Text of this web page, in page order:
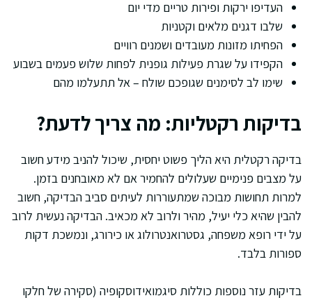
העדיפו ירקות ופירות טריים מדי יום
שלבו דגנים מלאים וקטניות
הפחיתו מזונות מעובדים ושמנים רוויים
הקפידו על שגרת פעילות גופנית לפחות שלוש פעמים בשבוע
שימו לב לסימנים שגופכם שולח – אל תתעלמו מהם
בדיקות רקטליות: מה צריך לדעת?
בדיקה רקטלית היא הליך פשוט יחסית, שיכול להניב מידע חשוב
על מצבים פנימיים שעלולים להחמיר אם לא מאובחנים בזמן.
למרות תחושות מבוכה שמתעוררות לעיתים סביב הבדיקה, חשוב
להבין שהיא כלי יעיל, מהיר ולרוב לא מכאיב. הבדיקה נעשית לרוב
על ידי רופא משפחה, גסטרואנטרולוג או כירורג, ונמשכת דקות
ספורות בלבד.
בדיקות עזר נוספות כוללות סיגמואידוסקופיה (סקירה של חלקו